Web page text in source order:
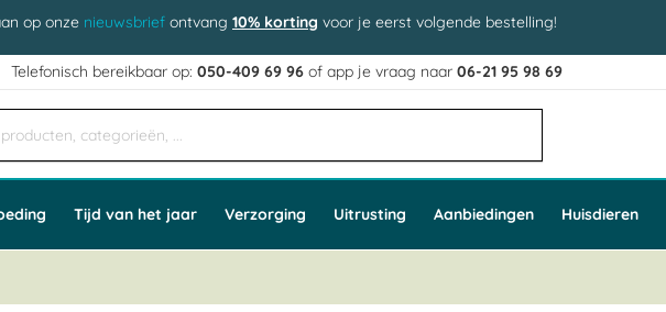
op onze nieuwsbrief ontvang 10% korting voor je eerst volgende bestelling!
Telefonisch bereikbaar op:050-409 69 96 of app je vraag naar06-21 95 98 69
Tijd van het jaar Verzorging Uitrusting Aanbiedingen Huisdieren